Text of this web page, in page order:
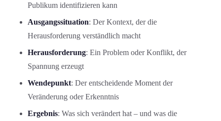
Publikum identifizieren kann
Ausgangssituation: Der Kontext, der die
Herausforderung verständlich macht
Herausforderung: Ein Problem oder Konflikt, der
Spannung erzeugt
Wendepunkt: Der entscheidende Moment der
Veränderung oder Erkenntnis
Ergebnis: Was sich verändert hat – und was die